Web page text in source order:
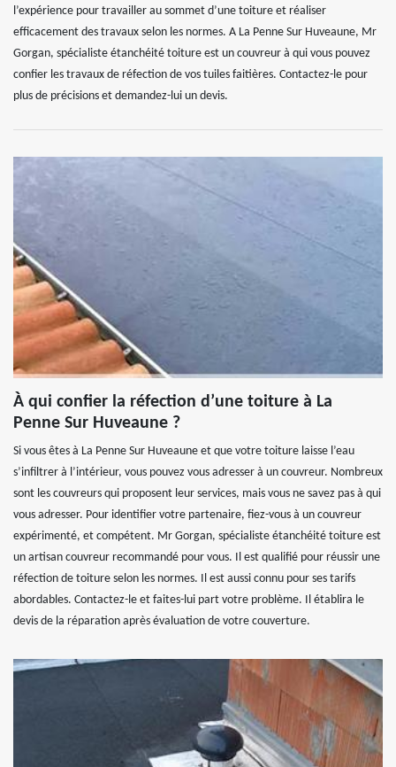
l’expérience pour travailler au sommet d’une toiture et réaliser
efficacement des travaux selon les normes. A La Penne Sur Huveaune, Mr
Gorgan, spécialiste étanchéité toiture est un couvreur à qui vous pouvez
confier les travaux de réfection de vos tuiles faitières. Contactez-le pour
plus de précisions et demandez-lui un devis.
À qui confier la réfection d’une toiture à La
Penne Sur Huveaune ?
Si vous êtes à La Penne Sur Huveaune et que votre toiture laisse l’eau
s’infiltrer à l’intérieur, vous pouvez vous adresser à un couvreur. Nombreux
sont les couvreurs qui proposent leur services, mais vous ne savez pas à qui
vous adresser. Pour identifier votre partenaire, fiez-vous à un couvreur
expérimenté, et compétent. Mr Gorgan, spécialiste étanchéité toiture est
un artisan couvreur recommandé pour vous. Il est qualifié pour réussir une
réfection de toiture selon les normes. Il est aussi connu pour ses tarifs
abordables. Contactez-le et faites-lui part votre problème. Il établira le
devis de la réparation après évaluation de votre couverture.